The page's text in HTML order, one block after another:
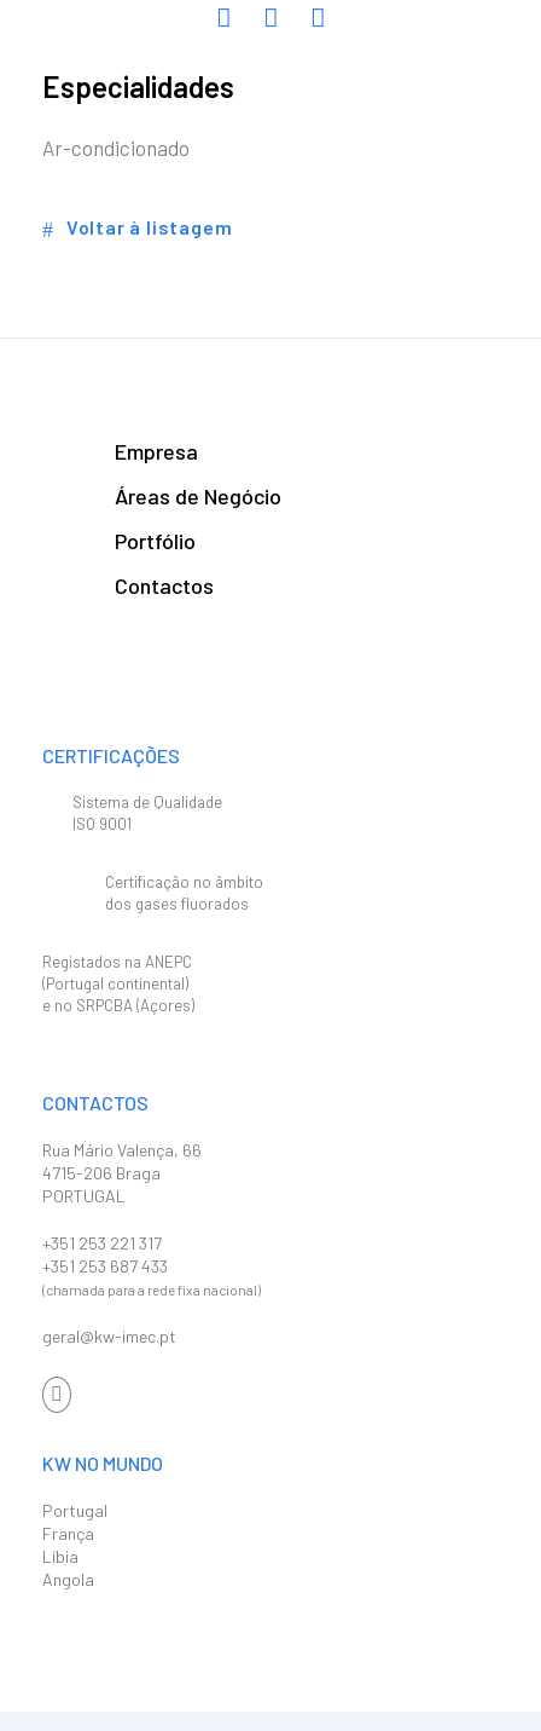
Especialidades
Ar-condicionado
Voltar à listagem
Empresa
Áreas de Negócio
Portfólio
Contactos
CERTIFICAÇÕES
Sistema de Qualidade
ISO 9001
Certificação no âmbito
dos gases fluorados
Registados na ANEPC
(Portugal continental)
e no SRPCBA (Açores)
CONTACTOS
Rua Mário Valença, 66
4715-206 Braga
PORTUGAL
+351 253 221 317
+351 253 687 433
(chamada para a rede fixa nacional)
geral@kw-imec.pt
KW NO MUNDO
Portugal
França
Líbia
Angola